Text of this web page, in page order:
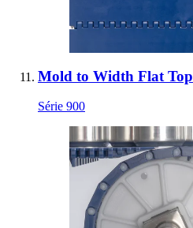
Mold to Width Flat Top
Série 900